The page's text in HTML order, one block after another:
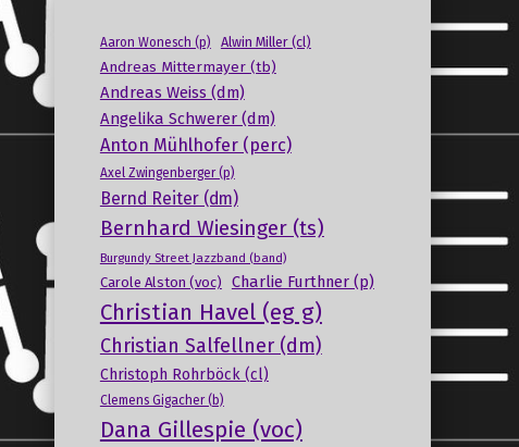
Aaron Wonesch (p) Alwin Miller (cl)
Andreas Mittermayer (tb)
Andreas Weiss (dm)
Angelika Schwerer (dm)
Anton Mühlhofer (perc)
Axel Zwingenberger (p)
Bernd Reiter (dm)
Bernhard Wiesinger (ts)
Burgundy Street Jazzband (band)
Carole Alston (voc) Charlie Furthner (p)
Christian Havel (eg g)
Christian Salfellner (dm)
Christoph Rohrböck (cl)
Clemens Gigacher (b)
Dana Gillespie (voc)